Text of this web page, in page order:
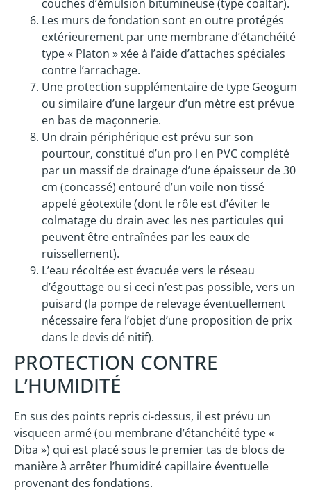
couches d’émulsion bitumineuse (type coaltar).
Les murs de fondation sont en outre protégés
extérieurement par une membrane d’étanchéité
type « Platon » xée à l’aide d’attaches spéciales
contre l’arrachage.
Une protection supplémentaire de type Geogum
ou similaire d’une largeur d’un mètre est prévue
en bas de maçonnerie.
Un drain périphérique est prévu sur son
pourtour, constitué d’un pro l en PVC complété
par un massif de drainage d’une épaisseur de 30
cm (concassé) entouré d’un voile non tissé
appelé géotextile (dont le rôle est d’éviter le
colmatage du drain avec les nes particules qui
peuvent être entraînées par les eaux de
ruissellement).
L’eau récoltée est évacuée vers le réseau
d’égouttage ou si ceci n’est pas possible, vers un
puisard (la pompe de relevage éventuellement
nécessaire fera l’objet d’une proposition de prix
dans le devis dé nitif).
PROTECTION CONTRE
L’HUMIDITÉ
En sus des points repris ci-dessus, il est prévu un
visqueen armé (ou membrane d’étanchéité type «
Diba ») qui est placé sous le premier tas de blocs de
manière à arrêter l’humidité capillaire éventuelle
provenant des fondations.